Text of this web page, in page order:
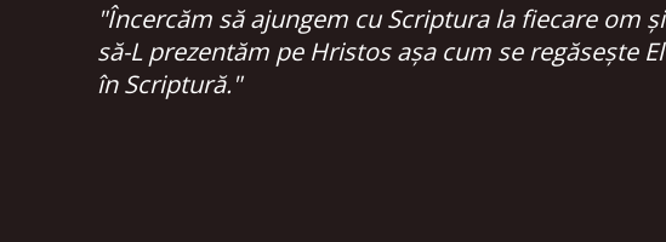
"Încercăm să ajungem cu Scriptura la fiecare om și
să-L prezentăm pe Hristos așa cum se regăsește El
în Scriptură."